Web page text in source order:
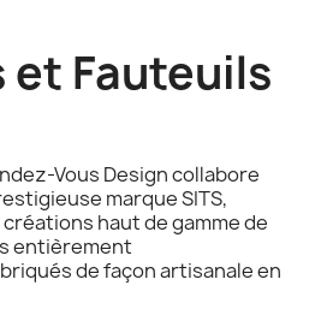
et Fauteuils
Vous Design collabore
marque SITS,
haut de gamme de
entièrement
de façon artisanale en